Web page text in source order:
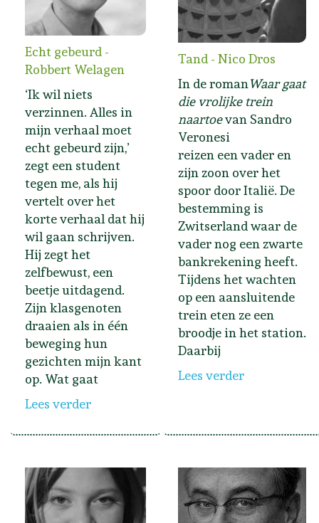
Echt gebeurd -
Robbert Welagen
‘Ik wil niets
verzinnen. Alles in
mijn verhaal moet
echt gebeurd zijn,’
zegt een student
tegen me, als hij
vertelt over het
korte verhaal dat hij
wil gaan schrijven.
Hij zegt het
zelfbewust, een
beetje uitdagend.
Zijn klasgenoten
draaien als in één
beweging hun
gezichten mijn kant
op. Wat gaat
Lees verder
Tand - Nico Dros
In de romanWaar gaat
die vrolijke trein
naartoevan Sandro
Veronesi
reizen een vader en
zijn zoon over het
spoor door Italië. De
bestemming is
Zwitserland waar de
vader nog een zwarte
bankrekening heeft.
Tijdens het wachten
op een aansluitende
trein eten ze een
broodje in het station.
Daarbij
Lees verder